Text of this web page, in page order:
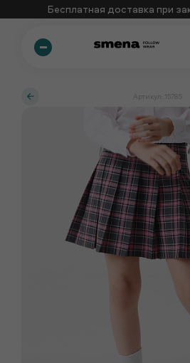
Бесплатная доставка при
Артикул: 15785